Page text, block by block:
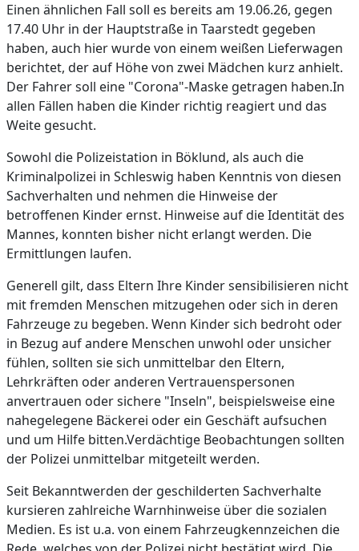
Einen ähnlichen Fall soll es bereits am 19.06.26, gegen
17.40 Uhr in der Hauptstraße in Taarstedt gegeben
haben, auch hier wurde von einem weißen Lieferwagen
berichtet, der auf Höhe von zwei Mädchen kurz anhielt.
Der Fahrer soll eine "Corona"-Maske getragen haben.In
allen Fällen haben die Kinder richtig reagiert und das
Weite gesucht.
Sowohl die Polizeistation in Böklund, als auch die
Kriminalpolizei in Schleswig haben Kenntnis von diesen
Sachverhalten und nehmen die Hinweise der
betroffenen Kinder ernst. Hinweise auf die Identität des
Mannes, konnten bisher nicht erlangt werden. Die
Ermittlungen laufen.
Generell gilt, dass Eltern Ihre Kinder sensibilisieren nicht
mit fremden Menschen mitzugehen oder sich in deren
Fahrzeuge zu begeben. Wenn Kinder sich bedroht oder
in Bezug auf andere Menschen unwohl oder unsicher
fühlen, sollten sie sich unmittelbar den Eltern,
Lehrkräften oder anderen Vertrauenspersonen
anvertrauen oder sichere "Inseln", beispielsweise eine
nahegelegene Bäckerei oder ein Geschäft aufsuchen
und um Hilfe bitten.Verdächtige Beobachtungen sollten
der Polizei unmittelbar mitgeteilt werden.
Seit Bekanntwerden der geschilderten Sachverhalte
kursieren zahlreiche Warnhinweise über die sozialen
Medien. Es ist u.a. von einem Fahrzeugkennzeichen die